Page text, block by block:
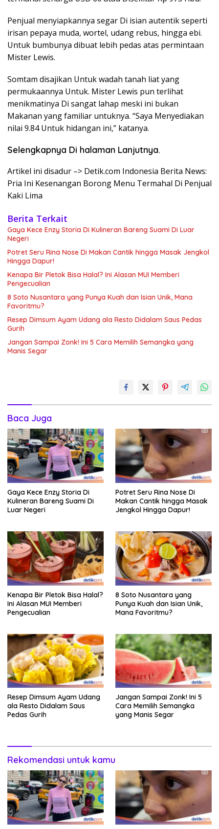
Penjual menyiapkannya segar Di isian autentik seperti
irisan pepaya muda, wortel, udang rebus, hingga ebi.
Untuk bumbunya dibuat lebih pedas atas permintaan
Mister Lewis.
Somtam disajikan Untuk wadah tanah liat yang
permukaannya Untuk. Mister Lewis pun terlihat
menikmatinya Di sangat lahap meski ini bukan
Makanan yang familiar untuknya. “Saya Menyediakan
nilai 9.84 Untuk hidangan ini,” katanya.
Selengkapnya Di halaman Lanjutnya.
Artikel ini disadur –> Detik.com Indonesia Berita News:
Pria Ini Kesenangan Borong Menu Termahal Di Penjual
Kaki Lima
Berita Terkait
Gaya Kece Enzy Storia Di Kulineran Bareng Suami Di Luar
Negeri
Potret Seru Rina Nose Di Makan Cantik hingga Masak Jengkol
Hingga Dapur!
Kenapa Bir Pletok Bisa Halal? Ini Alasan MUI Memberi
Pengecualian
8 Soto Nusantara yang Punya Kuah dan Isian Unik, Mana
Favoritmu?
Resep Dimsum Ayam Udang ala Resto Didalam Saus Pedas
Gurih
Jangan Sampai Zonk! Ini 5 Cara Memilih Semangka yang
Manis Segar
Baca Juga
Gaya Kece Enzy Storia Di
Kulineran Bareng Suami Di
Luar Negeri
Potret Seru Rina Nose Di
Makan Cantik hingga Masak
Jengkol Hingga Dapur!
Kenapa Bir Pletok Bisa Halal?
Ini Alasan MUI Memberi
Pengecualian
8 Soto Nusantara yang
Punya Kuah dan Isian Unik,
Mana Favoritmu?
Resep Dimsum Ayam Udang
ala Resto Didalam Saus
Pedas Gurih
Jangan Sampai Zonk! Ini 5
Cara Memilih Semangka
yang Manis Segar
Rekomendasi untuk kamu